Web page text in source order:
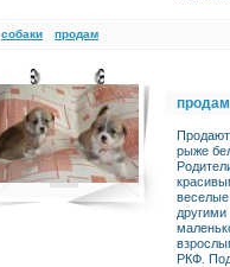
cобаки продам
продам
рыже
РКФ.